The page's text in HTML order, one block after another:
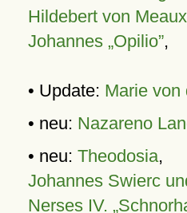
Hildebert von Meaux
Johannes „Opilio”,
• Update: Marie von
• neu: Nazareno
• neu: Theodosia,
Johannes Swierc
Nerses IV.